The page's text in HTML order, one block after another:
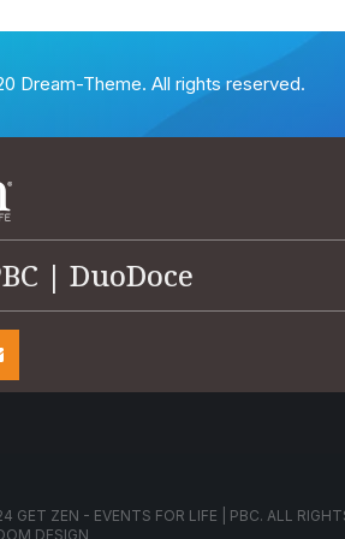
Dream-Theme. All rights reserved.
| DuoDoce
GET ZEN - EVENTS FOR LIFE | PBC. ALL
DESIGN